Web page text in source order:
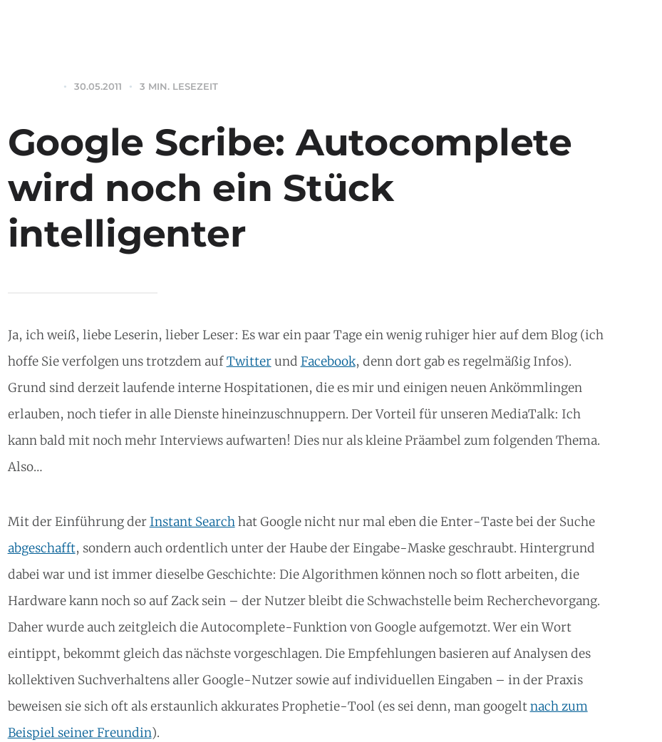
30.05.2011 3 MIN. LESEZEIT
Google Scribe: Autocomplete
wird noch ein Stück
intelligenter
Ja, ich weiß, liebe Leserin, lieber Leser: Es war ein paar Tage ein wenig ruhiger hier auf dem Blog (ich
hoffe Sie verfolgen uns trotzdem aufTwitterund Facebook, denn dort gab es regelmäßig Infos).
Grund sind derzeit laufende interne Hospitationen, die es mir und einigen neuen Ankömmlingen
erlauben, noch tiefer in alle Dienste hineinzuschnuppern. Der Vorteil für unseren MediaTalk: Ich
kann bald mit noch mehr Interviews aufwarten! Dies nur als kleine Präambel zum folgenden Thema.
Also…
Mit der Einführung der Instant Searchhat Google nicht nur mal eben die Enter-Taste bei der Suche
abgeschafft, sondern auch ordentlich unter der Haube der Eingabe-Maske geschraubt. Hintergrund
dabei war und ist immer dieselbe Geschichte: Die Algorithmen können noch so flott arbeiten, die
Hardware kann noch so auf Zack sein – der Nutzer bleibt die Schwachstelle beim Recherchevorgang.
Daher wurde auch zeitgleich die Autocomplete-Funktion von Google aufgemotzt. Wer ein Wort
eintippt, bekommt gleich das nächste vorgeschlagen. Die Empfehlungen basieren auf Analysen des
kollektiven Suchverhaltens aller Google-Nutzer sowie auf individuellen Eingaben – in der Praxis
beweisen sie sich oft als erstaunlich akkurates Prophetie-Tool (es sei denn, man googeltnach zum
Beispiel seiner Freundin).